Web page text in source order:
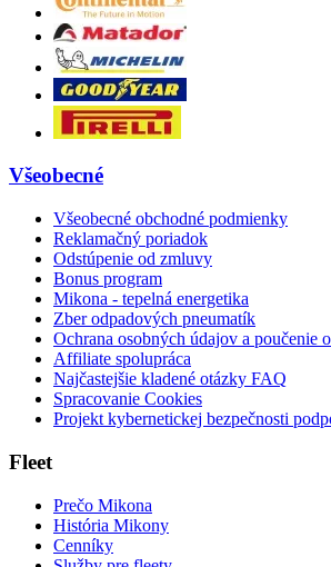
Všeobecné
Všeobecné obchodné podmienky
Reklamačný poriadok
Odstúpenie od zmluvy
Bonus program
Mikona - tepelná energetika
Zber odpadových pneumatík
Ochrana osobných údajov a poučenie
Affiliate spolupráca
Najčastejšie kladené otázky FAQ
Spracovanie Cookies
Projekt kybernetickej bezpečnosti
Fleet
Prečo Mikona
História Mikony
Cenníky